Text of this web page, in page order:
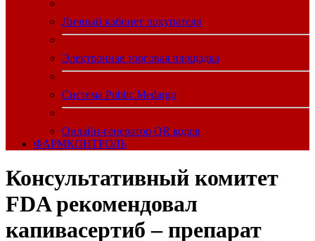
Личный кабинет покупателя
Электронная торговая площадка
Система Public.Medargo
Онлайн-генератор QR кодов
ФАРМКОНТРОЛЬ
Консультативный комитет
FDA рекомендовал
капивасертиб – препарат